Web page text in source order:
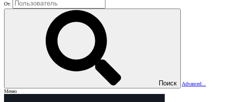
От:
Поиск
Advanced...
Меню